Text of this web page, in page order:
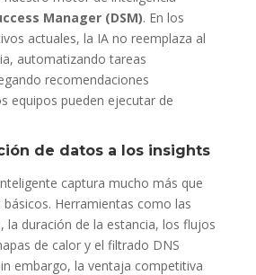
Manager (DSM). En los
actuales, la IA no reemplaza al
automatizando tareas
recomendaciones
equipos pueden ejecutar de
de datos a los insights
captura mucho más que
Herramientas como las
la duración de la estancia, los flujos
de calor y el filtrado DNS
embargo, la ventaja competitiva